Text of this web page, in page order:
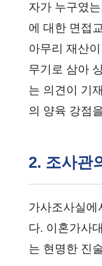
자가 누구였
에 대한 면접
아무리 재산
무기로 삼아
는 의견이 기
의 양육 강점
2. 조사관
가사조사실에
다. 이혼가사
는 현명한 진